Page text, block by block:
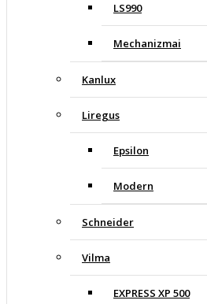
LS990
Mechanizmai
Kanlux
Liregus
Epsilon
Modern
Schneider
Vilma
EXPRESS XP 500